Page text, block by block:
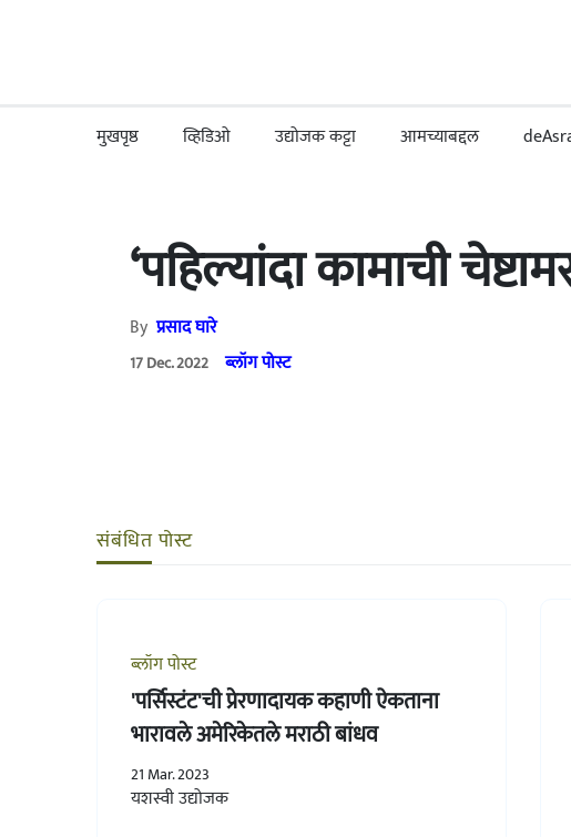
मुखपृष्ठ व्हिडिओ उद्योजक कट्टा आमच्याबद्दल
‘पहिल्यांदा कामाची
Byप्रसाद घारे
17 Dec. 2022 ब्लॉग पोस्ट
संबंधित पोस्ट
ब्लॉग पोस्ट
'पर्सिस्टंट'ची प्रेरणादायक कहाणी ऐकताना
भारावले अमेरिकेतले मराठी बांधव
21 Mar. 2023
यशस्वी उद्योजक